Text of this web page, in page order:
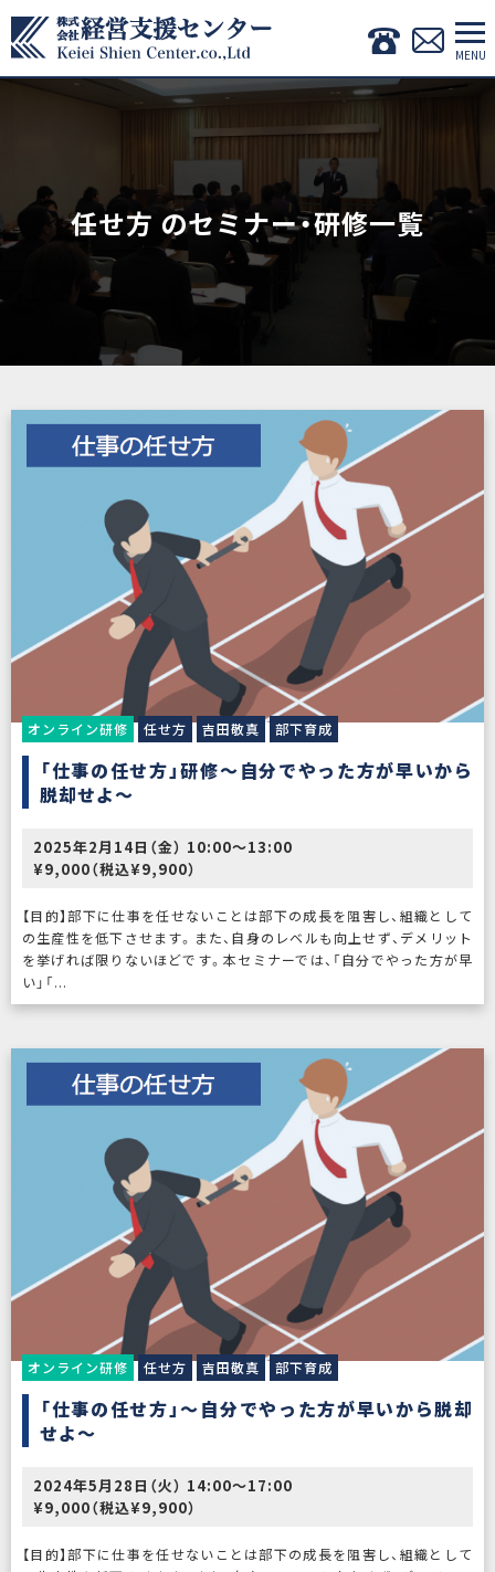
任せ方 のセミナー・研修一覧
オンライン研修 任せ方 吉田敬真 部下育成
「仕事の任せ方」研修〜自分でやった方が早いから
脱却せよ〜
2025年2月14日（金） 10:00〜13:00
¥9,000（税込¥9,900）
【目的】部下に仕事を任せないことは部下の成長を阻害し、組織として
の生産性を低下させます。また、自身のレベルも向上せず、デメリット
を挙げれば限りないほどです。本セミナーでは、「自分でやった方が早
い」「...
オンライン研修 任せ方 吉田敬真 部下育成
「仕事の任せ方」〜自分でやった方が早いから脱却
せよ〜
2024年5月28日（火） 14:00〜17:00
¥9,000（税込¥9,900）
【目的】部下に仕事を任せないことは部下の成長を阻害し、組織として